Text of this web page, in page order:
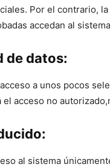
Por el contrario,
accedan al
de‍ datos:
a unos pocos
acceso no
al sistema